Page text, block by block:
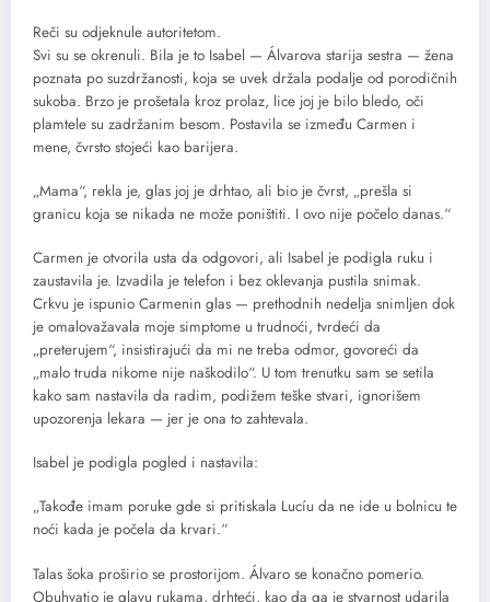
Reči su odjeknule autoritetom.
Svi su se okrenuli. Bila je to Isabel — Álvarova starija sestra — žena
poznata po suzdržanosti, koja se uvek držala podalje od porodičnih
sukoba. Brzo je prošetala kroz prolaz, lice joj je bilo bledo, oči
plamtele su zadržanim besom. Postavila se između Carmen i
mene, čvrsto stojeći kao barijera.
„Mama“, rekla je, glas joj je drhtao, ali bio je čvrst, „prešla si
granicu koja se nikada ne može poništiti. I ovo nije počelo danas.“
Carmen je otvorila usta da odgovori, ali Isabel je podigla ruku i
zaustavila je. Izvadila je telefon i bez oklevanja pustila snimak.
Crkvu je ispunio Carmenin glas — prethodnih nedelja snimljen dok
je omalovažavala moje simptome u trudnoći, tvrdeći da
„preterujem“, insistirajući da mi ne treba odmor, govoreći da
„malo truda nikome nije naškodilo“. U tom trenutku sam se setila
kako sam nastavila da radim, podižem teške stvari, ignorišem
upozorenja lekara — jer je ona to zahtevala.
Isabel je podigla pogled i nastavila:
„Takođe imam poruke gde si pritiskala Lucíu da ne ide u bolnicu te
noći kada je počela da krvari.“
Talas šoka proširio se prostorijom. Álvaro se konačno pomerio.
Obuhvatio je glavu rukama, drhteći, kao da ga je stvarnost udarila